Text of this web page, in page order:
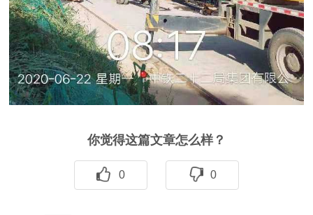
你觉得这篇文章怎么样？
0 0